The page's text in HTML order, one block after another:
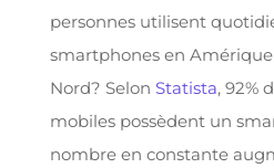
personnes utilisent
smartphones en
Nord? Selon Statista, 92%
mobiles possèdent un
nombre en constante